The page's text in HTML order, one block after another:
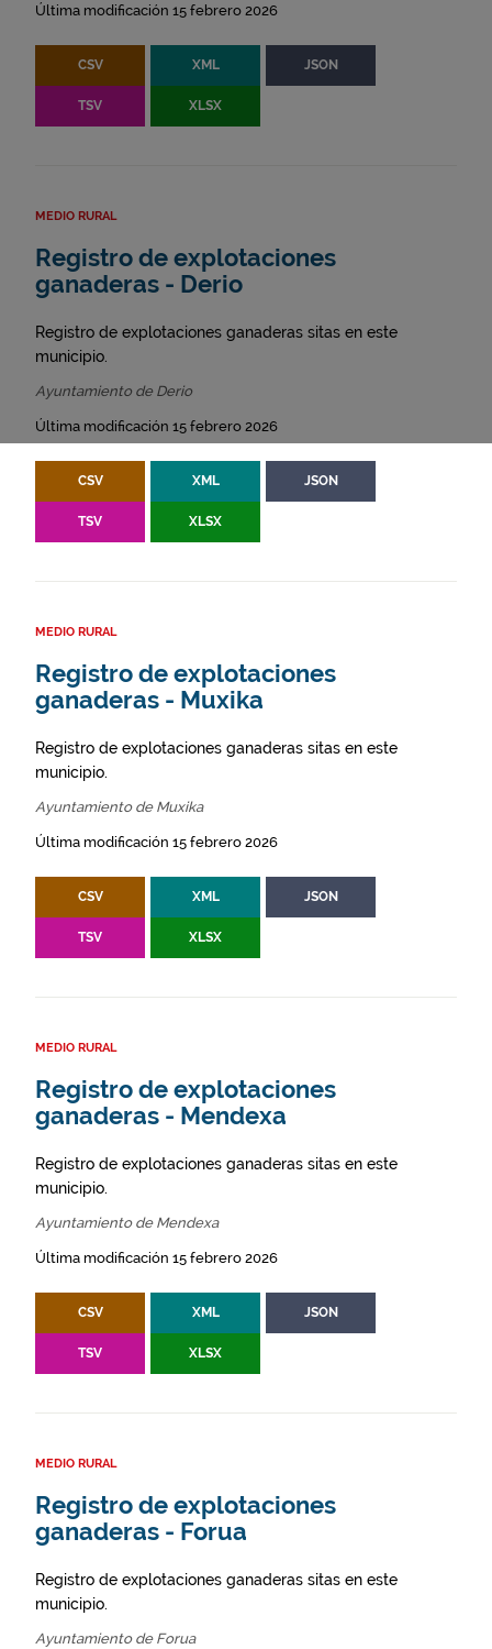
Última modificación 15 febrero 2026
CSV XML JSON
TSV XLSX
MEDIO RURAL
Registro de explotaciones
ganaderas - Derio
Registro de explotaciones ganaderas sitas en este
municipio.
Ayuntamiento de Derio
Última modificación 15 febrero 2026
CSV XML JSON
TSV XLSX
MEDIO RURAL
Registro de explotaciones
ganaderas - Muxika
Registro de explotaciones ganaderas sitas en este
municipio.
Ayuntamiento de Muxika
Última modificación 15 febrero 2026
CSV XML JSON
TSV XLSX
MEDIO RURAL
Registro de explotaciones
ganaderas - Mendexa
Registro de explotaciones ganaderas sitas en este
municipio.
Ayuntamiento de Mendexa
Última modificación 15 febrero 2026
CSV XML JSON
TSV XLSX
MEDIO RURAL
Registro de explotaciones
ganaderas - Forua
Registro de explotaciones ganaderas sitas en este
municipio.
Ayuntamiento de Forua